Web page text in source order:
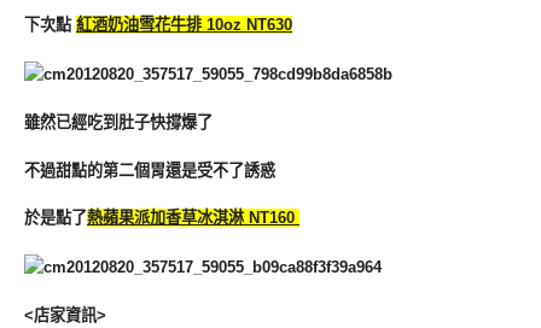
下次點 紅酒奶油雪花牛排 10oz NT630
雖然已經吃到肚子快撐爆了
不過甜點的第二個胃還是受不了誘惑
於是點了熱蘋果派加香草冰淇淋 NT160
<店家資訊>